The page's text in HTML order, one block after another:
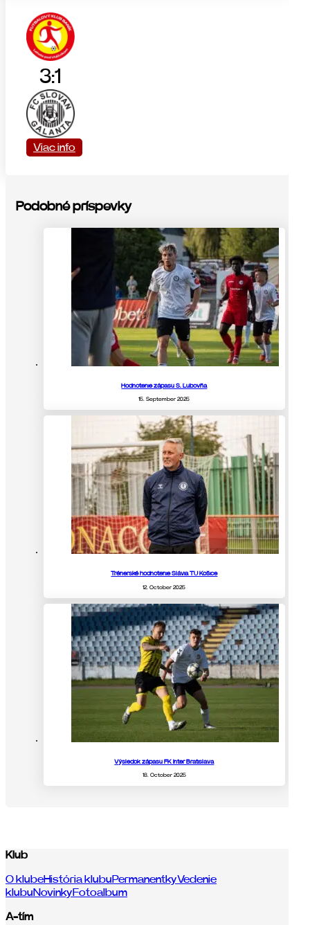
3:1
Viac info
Podobné príspevky
Hodnotenie zápasu S. Ľubovňa
15. September 2025
Trénerské hodnotenie Slávia TU Košice
12. October 2025
Výsledok zápasu FK Inter Bratislava
18. October 2025
Klub
O klubeHistória klubuPermanentkyVedenie
klubuNovinkyFotoalbum
A-tím